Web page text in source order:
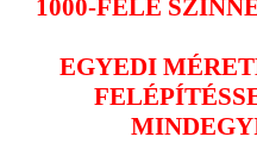
1000-FÉLE
EGYEDI